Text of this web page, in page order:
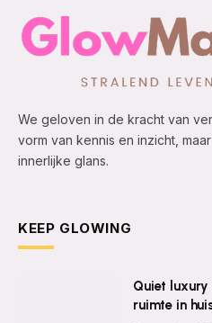
We geloven in de kracht van
vorm van kennis en inzicht,
innerlijke glans.
KEEP GLOWING
Quiet luxury
ruimte in